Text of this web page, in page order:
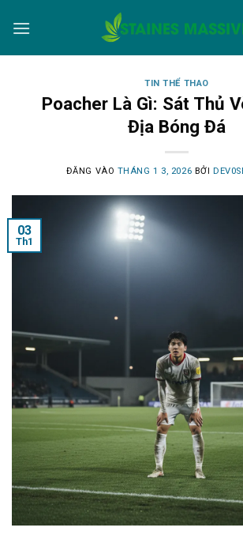
qua
TIN THỂ THAO
Poacher Là Gì: Sát Thủ
Địa Bóng Đá
ĐĂNG VÀO THÁNG 1 3, 2026 BỞI
03
Th1